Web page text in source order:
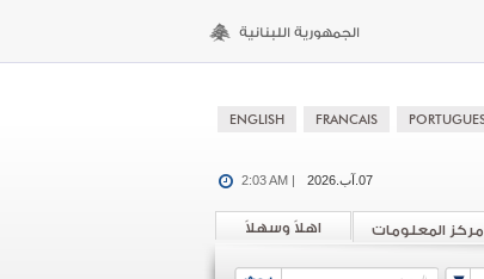
07.آب.2026 2:03 AM |
اهلاً وسهلاً مركز المعلومات